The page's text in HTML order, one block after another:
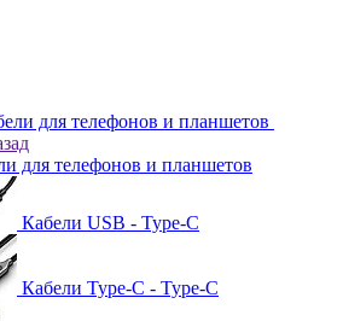
для телефонов и планшетов
для телефонов и планшетов
Кабели USB - Type-C
Кабели Type-C - Type-C